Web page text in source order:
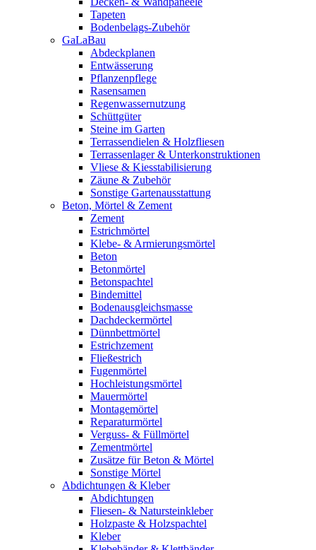
Tapeten
Bodenbelags-Zubehör
GaLaBau
Abdeckplanen
Entwässerung
Pflanzenpflege
Rasensamen
Regenwassernutzung
Schüttgüter
Steine im Garten
Terrassendielen & Holzfliesen
Terrassenlager & Unterkonstruktionen
Vliese & Kiesstabilisierung
Zäune & Zubehör
Sonstige Gartenausstattung
Beton, Mörtel & Zement
Zement
Estrichmörtel
Klebe- & Armierungsmörtel
Beton
Betonmörtel
Betonspachtel
Bindemittel
Bodenausgleichsmasse
Dachdeckermörtel
Dünnbettmörtel
Estrichzement
Fließestrich
Fugenmörtel
Hochleistungsmörtel
Mauermörtel
Montagemörtel
Reparaturmörtel
Verguss- & Füllmörtel
Zementmörtel
Zusätze für Beton & Mörtel
Sonstige Mörtel
Abdichtungen & Kleber
Abdichtungen
Fliesen- & Natursteinkleber
Holzpaste & Holzspachtel
Kleber